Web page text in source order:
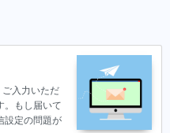
入力いただ
。もし届いて
設定の問題が